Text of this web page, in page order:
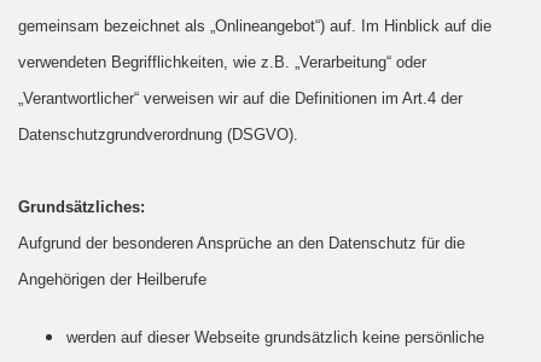
gemeinsam bezeichnet als „Onlineangebot“) auf. Im Hinblick auf die
verwendeten Begrifflichkeiten, wie z.B. „Verarbeitung“ oder
„Verantwortlicher“ verweisen wir auf die Definitionen im Art.4 der
Datenschutzgrundverordnung (DSGVO).
Grundsätzliches:
Aufgrund der besonderen Ansprüche an den Datenschutz für die
Angehörigen der Heilberufe
werden auf dieser Webseite grundsätzlich keine persönliche